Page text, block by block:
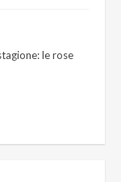
le rose